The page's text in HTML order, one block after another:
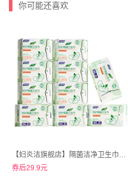
你可能还喜欢
【妇炎洁旗舰店】隔菌洁净卫生巾超薄日夜组合装72片
券后29.9元